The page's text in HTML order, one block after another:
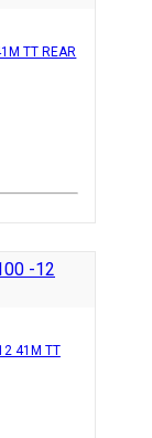
TT REAR
41M TT